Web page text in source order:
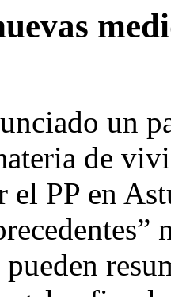
un
de
el PP en